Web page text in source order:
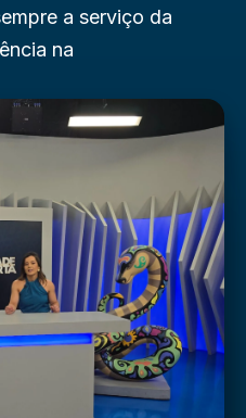
a serviço da
na